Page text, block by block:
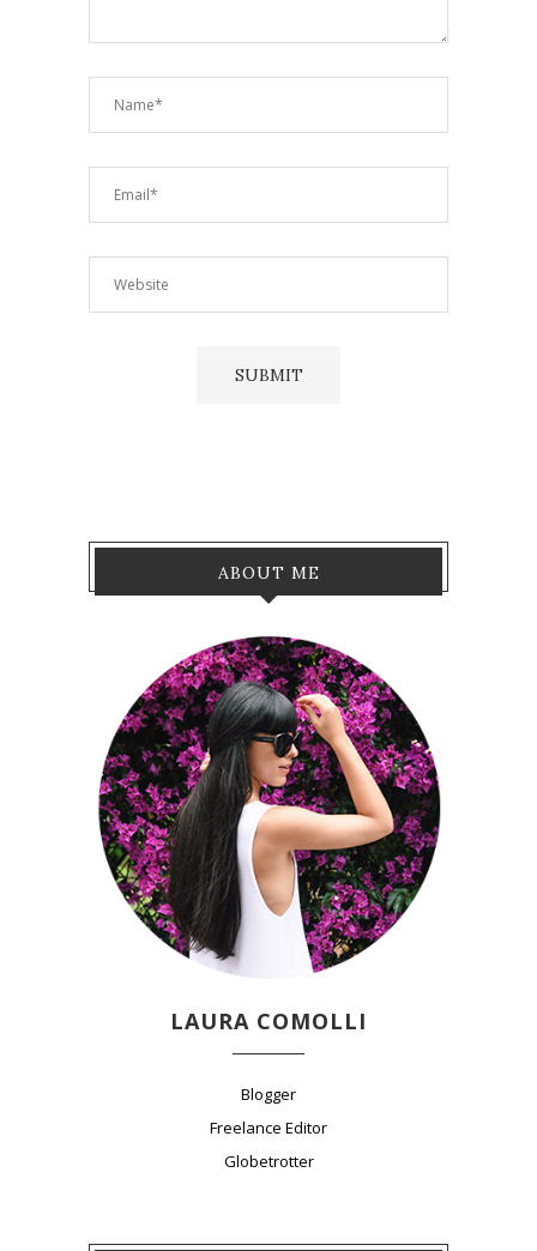
ABOUT ME
LAURA COMOLLI
Blogger
Freelance Editor
Globetrotter